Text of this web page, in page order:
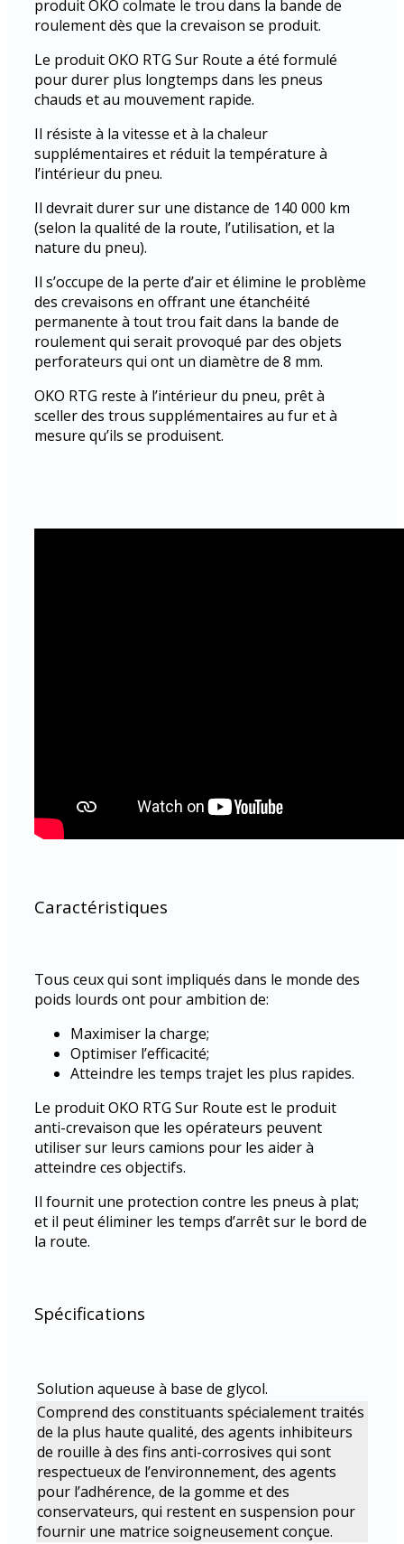
produit OKO colmate le trou dans la bande de
roulement dès que la crevaison se produit.
Le produit OKO RTG Sur Route a été formulé
pour durer plus longtemps dans les pneus
chauds et au mouvement rapide.
Il résiste à la vitesse et à la chaleur
supplémentaires et réduit la température à
l’intérieur du pneu.
Il devrait durer sur une distance de 140 000 km
(selon la qualité de la route, l’utilisation, et la
nature du pneu).
Il s’occupe de la perte d’air et élimine le problème
des crevaisons en offrant une étanchéité
permanente à tout trou fait dans la bande de
roulement qui serait provoqué par des objets
perforateurs qui ont un diamètre de 8 mm.
OKO RTG reste à l’intérieur du pneu, prêt à
sceller des trous supplémentaires au fur et à
mesure qu’ils se produisent.
Caractéristiques
Tous ceux qui sont impliqués dans le monde des
poids lourds ont pour ambition de: ­
Maximiser la charge;
Optimiser l’efficacité;
Atteindre les temps trajet les plus rapides.
Le produit OKO RTG Sur Route est le produit
anti-crevaison que les opérateurs peuvent
utiliser sur leurs camions pour les aider à
atteindre ces objectifs.
Il fournit une protection contre les pneus à plat;
et il peut éliminer les temps d’arrêt sur le bord de
la route.
Spécifications
Solution aqueuse à base de glycol.
Comprend des constituants spécialement traités
de la plus haute qualité, des agents inhibiteurs
de rouille à des fins anti-corrosives qui sont
respectueux de l’environnement, des agents
pour l’adhérence, de la gomme et des
conservateurs, qui restent en suspension pour
fournir une matrice soigneusement conçue.